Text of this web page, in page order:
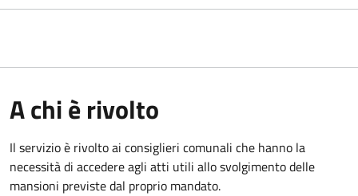
A chi è rivolto
Il servizio è rivolto ai consiglieri comunali che hanno la
necessità di accedere agli atti utili allo svolgimento delle
mansioni previste dal proprio mandato.